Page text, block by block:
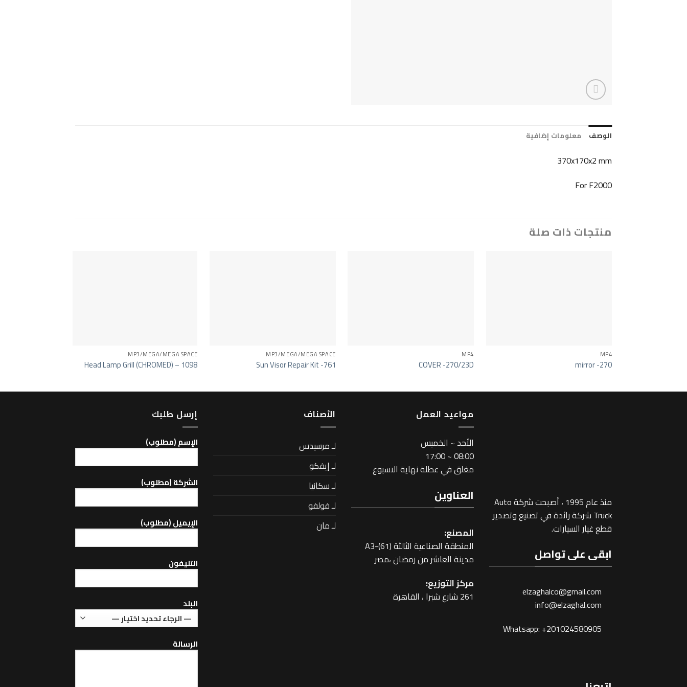
الوصف معلومات إضافية
370x170x2 mm
For F2000
منتجات ذات صلة
MP4
mirror -270
MP4
COVER -270/23D
MP3/MEGA/MEGA SPACE
Sun Visor Repair Kit -761
MP3/MEGA/MEGA SPACE
Head Lamp Grill (CHROMED) – 1098
منذ عام 1995 ، أصبحت شركة Auto
Truck شركة رائدة في تصنيع وتصدير
قطع غيار السيارات.
ابقى على تواصل
elzaghalco@gmail.com
info@elzaghal.com
Whatsapp: +201024580905
مواعيد العمل
اﻷحد ~ الخميس
08:00 ~ 17:00
مغلق في عطلة نهاية الاسبوع
العناوين
المصنع:
المنطقة الصناعية الثالثة A3-(61)
مدينة العاشر من رمضان ،مصر
مركز التوزيع:
261 شارع شبرا ، القاهرة
اﻷصناف
لـ مرسيدس
لـ إيفكو
لـ سكانيا
لـ فولفو
لـ مان
إرسل طلبك
اﻹسم (مطلوب)
الشركة (مطلوب)
اﻹيميل (مطلوب)
التليفون
البلد
الرسالة